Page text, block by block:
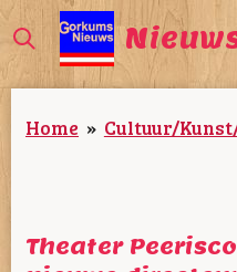
Ga
direct
naar
deHome » Cultuur/
Theater